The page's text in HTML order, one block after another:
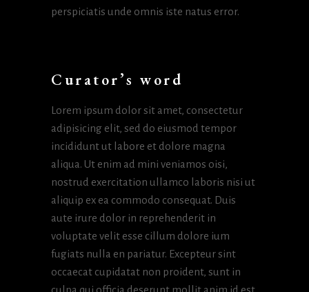
perspiciatis unde omnis iste natus error.
Curator’s word
Lorem ipsum dolor sit amet, consectetur
adipisicing elit, sed do eiusmod tempor
incididunt ut labore et dolore magna
aliqua. Ut enim ad mini veniamos oisi,
nostrud exercitation ullamco laboris nisi ut
aliquip ex ea commodo consequat. Duis
aute irure dolor in reprehenderit in
voluptate velit esse cillum dolore ium
fugiats nulla en pariatur. Excepteur sint
occaecat cupidatat non proident, sunt in
culpa qui officia deserunt mollit anim id est